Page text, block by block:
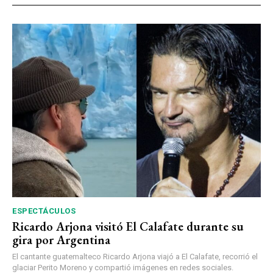
ESPECTÁCULOS
Ricardo Arjona visitó El Calafate durante su
gira por Argentina
El cantante guatemalteco Ricardo Arjona viajó a El Calafate, recorrió el
glaciar Perito Moreno y compartió imágenes en redes sociales.